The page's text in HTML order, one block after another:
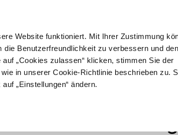
Website funktioniert. Mit Ihrer Zustimmung
Benutzerfreundlichkeit zu verbessern und
„Cookies zulassen“ klicken, stimmen Sie der
in unserer Cookie-Richtlinie beschrieben zu.
„Einstellungen“ ändern.
Futter- & Tränkesysteme Haus, Hof & Stall